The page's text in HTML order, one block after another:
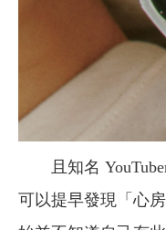
且 知名
可以提早發現「心